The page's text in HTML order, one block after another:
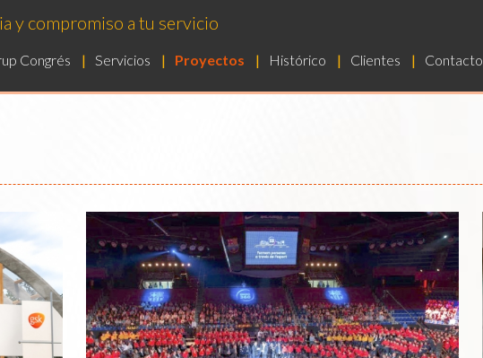
y compromiso a tu servicio
Congrés Servicios Proyectos Histórico Clientes Contacto